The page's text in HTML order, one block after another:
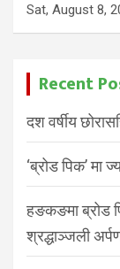
Sat, August 8,
Recent
दश वर्षीय
‘ब्रोड पिक’ मा
हङकङमा ब्रोड
श्रद्धाञ्जली